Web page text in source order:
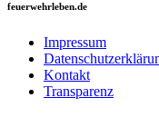
feuerwehrleben.de
Impressum
Kontakt
Transparenz